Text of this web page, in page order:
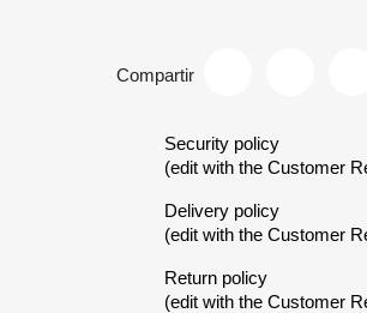
Compartir
Security policy
(edit with the Customer
Delivery policy
(edit with the Customer
Return policy
(edit with the Customer